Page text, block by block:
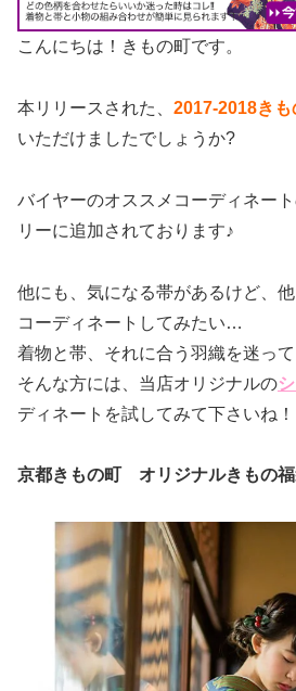
こんにちは！きもの町です。
本リリースされた、 2017-2018きも
いただけましたでしょうか?
バイヤーのオススメコーディネー
リーに追加されております♪
他にも、気になる帯があるけど、
コーディネートしてみたい…
着物と帯、それに合う羽織を迷っ
そんな方には、当店オリジナルの
ディネートを試してみて下さいね！
京都きもの町 オリジナルきもの